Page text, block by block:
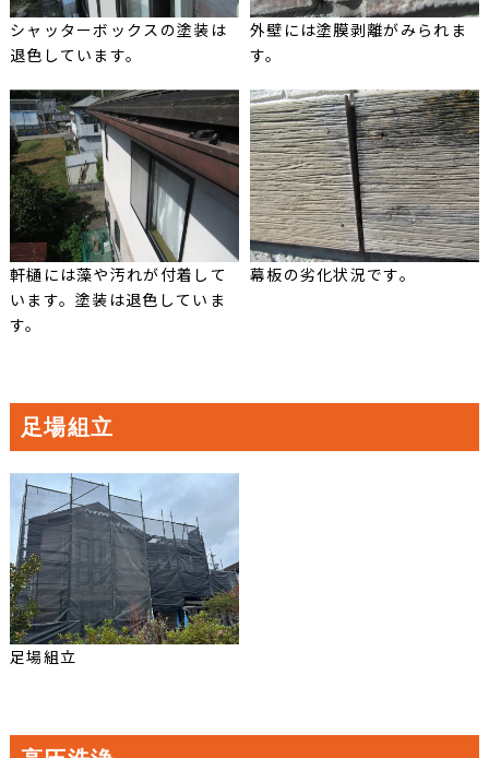
シャッターボックスの塗装は
退色しています。
外壁には塗膜剥離がみられま
す。
軒樋には藻や汚れが付着して
います。塗装は退色していま
す。
幕板の劣化状況です。
足場組立
足場組立